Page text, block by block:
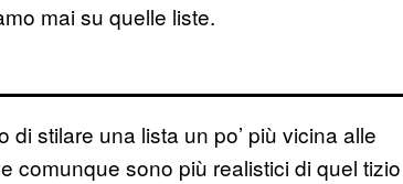
mai su quelle liste.
di stilare una lista un po’ più vicina alle
comunque sono più realistici di quel tizio